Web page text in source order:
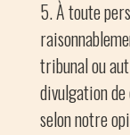
À toute
tribunal ou
divulgation
selon notre